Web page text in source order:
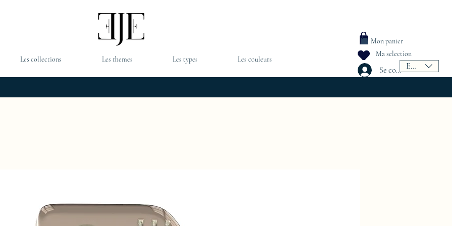
Les collections Les themes Les types Les couleurs
Mon panier
Ma selection
Se connecterEUR (€)